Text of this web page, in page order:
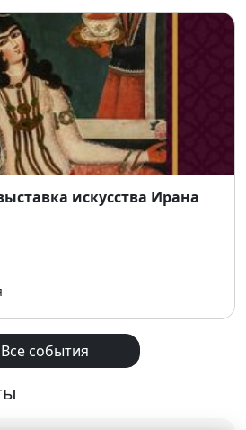
искусства Ирана
Все события